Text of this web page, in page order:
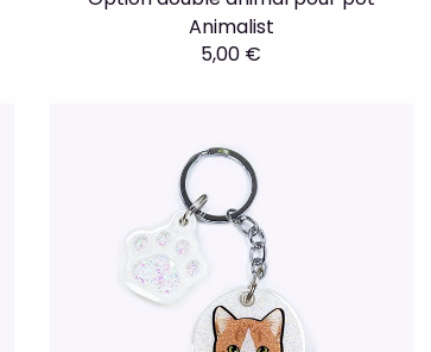
Animalist
5,00 €